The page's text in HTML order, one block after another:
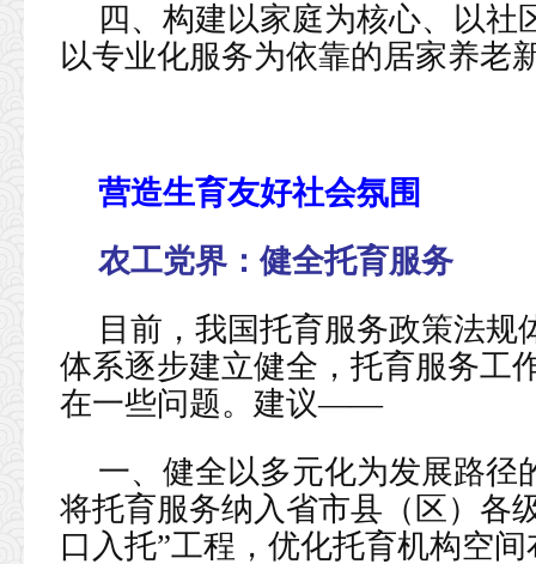
四、构建以家庭为核心、以
以专业化服务为依靠的居家养老
营造生育友好社会氛围
农工党界： 健全托育服务
目前，我国托育服务政策法
体系逐步建立健全，托育服务工
在一些问题。建议——
一、健全以多元化为发展路径
将托育服务纳入省市县（区）各
口入托”工程，优化托育机构空间